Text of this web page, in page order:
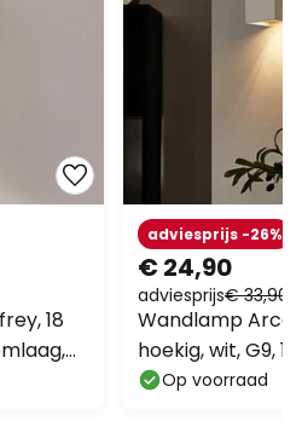
18
€ 24,90
adviesprijs€ 33,90
adviesprijs -26%
Wandlamp
hoekig, wit, G9,
Op voorraad